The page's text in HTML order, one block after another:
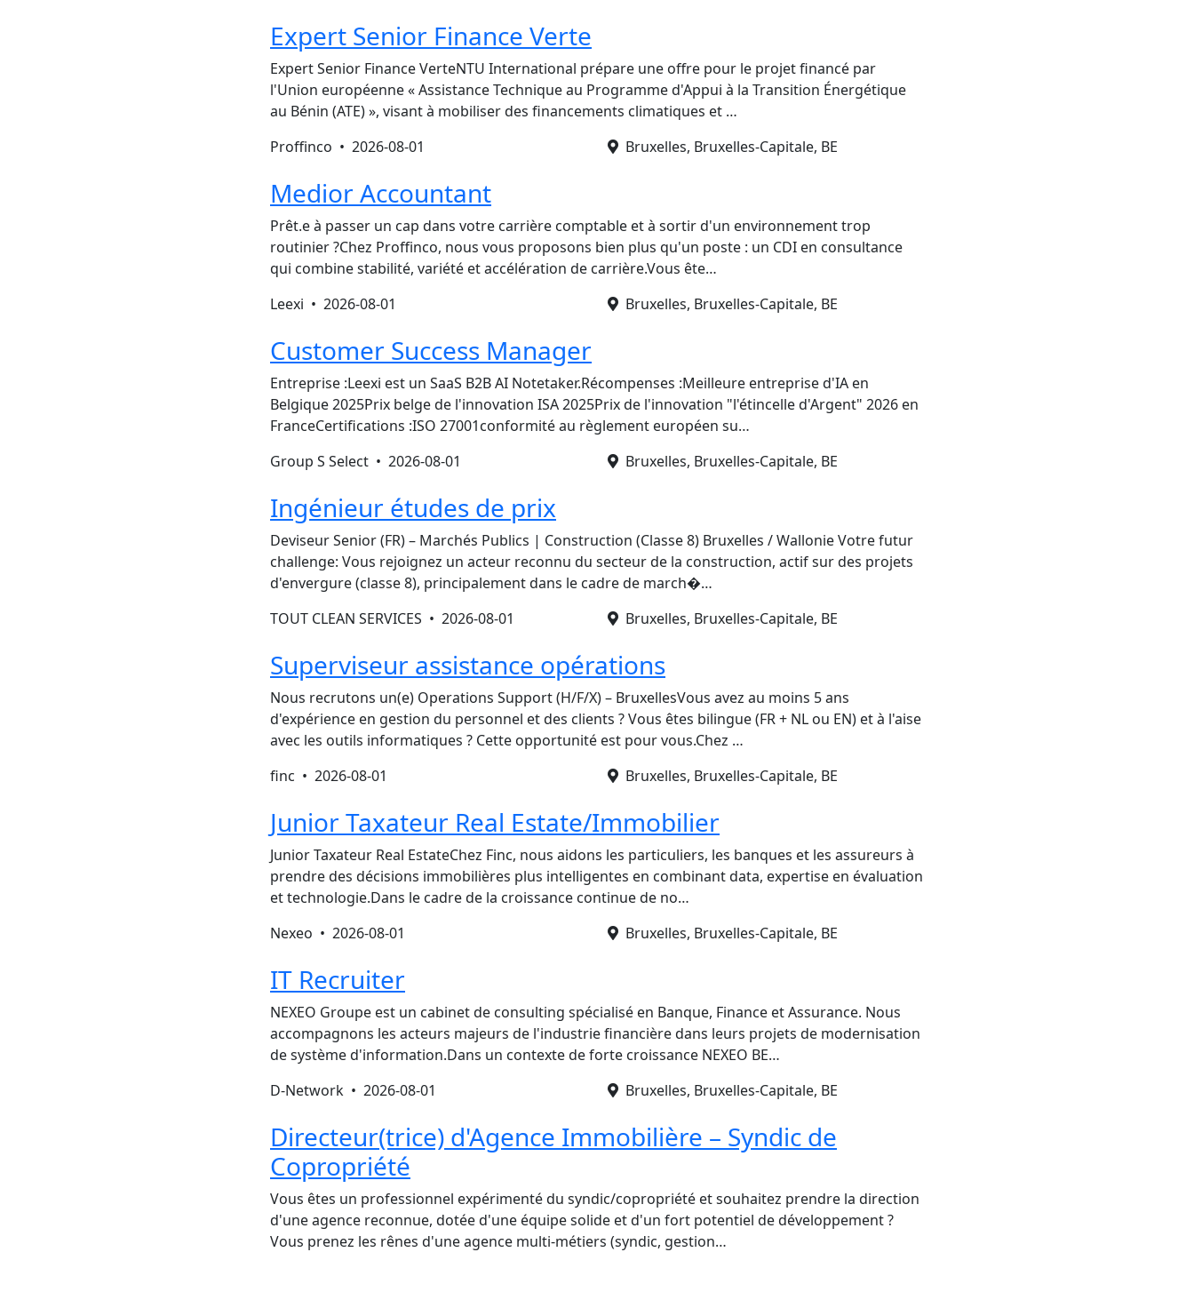
Expert Senior Finance Verte
Expert Senior Finance VerteNTU International prépare une offre pour le projet financé par
l'Union européenne « Assistance Technique au Programme d'Appui à la Transition Énergétique
au Bénin (ATE) », visant à mobiliser des financements climatiques et …
Proffinco • 2026-08-01 Bruxelles, Bruxelles-Capitale, BE
Medior Accountant
Prêt.e à passer un cap dans votre carrière comptable et à sortir d'un environnement trop
routinier ?Chez Proffinco, nous vous proposons bien plus qu'un poste : un CDI en consultance
qui combine stabilité, variété et accélération de carrière.Vous ête…
Leexi • 2026-08-01 Bruxelles, Bruxelles-Capitale, BE
Customer Success Manager
Entreprise :Leexi est un SaaS B2B AI Notetaker.Récompenses :Meilleure entreprise d'IA en
Belgique 2025Prix belge de l'innovation ISA 2025Prix de l'innovation "l'étincelle d'Argent" 2026 en
FranceCertifications :ISO 27001conformité au règlement européen su…
Group S Select • 2026-08-01 Bruxelles, Bruxelles-Capitale, BE
Ingénieur études de prix
Deviseur Senior (FR) – Marchés Publics | Construction (Classe 8) Bruxelles / Wallonie Votre futur
challenge: Vous rejoignez un acteur reconnu du secteur de la construction, actif sur des projets
d'envergure (classe 8), principalement dans le cadre de march�…
TOUT CLEAN SERVICES • 2026-08-01 Bruxelles, Bruxelles-Capitale, BE
Superviseur assistance opérations
Nous recrutons un(e) Operations Support (H/F/X) – BruxellesVous avez au moins 5 ans
d'expérience en gestion du personnel et des clients ? Vous êtes bilingue (FR + NL ou EN) et à l'aise
avec les outils informatiques ? Cette opportunité est pour vous.Chez …
finc • 2026-08-01 Bruxelles, Bruxelles-Capitale, BE
Junior Taxateur Real Estate/Immobilier
Junior Taxateur Real EstateChez Finc, nous aidons les particuliers, les banques et les assureurs à
prendre des décisions immobilières plus intelligentes en combinant data, expertise en évaluation
et technologie.Dans le cadre de la croissance continue de no…
Nexeo • 2026-08-01 Bruxelles, Bruxelles-Capitale, BE
IT Recruiter
NEXEO Groupe est un cabinet de consulting spécialisé en Banque, Finance et Assurance. Nous
accompagnons les acteurs majeurs de l'industrie financière dans leurs projets de modernisation
de système d'information.Dans un contexte de forte croissance NEXEO BE…
D-Network • 2026-08-01 Bruxelles, Bruxelles-Capitale, BE
Directeur(trice) d'Agence Immobilière – Syndic de
Copropriété
Vous êtes un professionnel expérimenté du syndic/copropriété et souhaitez prendre la direction
d'une agence reconnue, dotée d'une équipe solide et d'un fort potentiel de développement ?
Vous prenez les rênes d'une agence multi-métiers (syndic, gestion…